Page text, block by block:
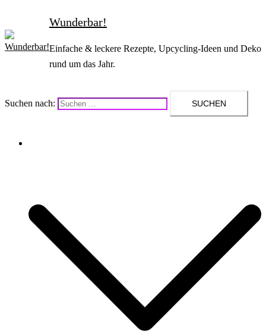
Wunderbar!
Einfache & leckere Rezepte, Upcycling-Ideen und Deko
rund um das Jahr.
Suchen nach: